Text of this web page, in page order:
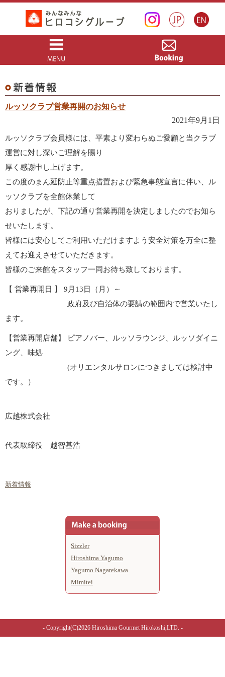
ルッソクラブ営業再開のお知らせ
2021年9月1日
ルッソクラブ会員様には、平素より変わらぬご愛顧と当クラブ
運営に対し深いご理解を賜り
厚く感謝申し上げます。
この度のまん延防止等重点措置および緊急事態宣言に伴い、ル
ッソクラブを全館休業して
おりましたが、下記の通り営業再開を決定しましたのでお知ら
せいたします。
皆様には安心してご利用いただけますよう安全対策を万全に整
えてお迎えさせていただきます。
皆様のご来館をスタッフ一同お待ち致しております。
【 営業再開日 】 9月13日（月）～
政府及び自治体の要請の範囲内で営業いたし
ます。
【営業再開店舗】 ピアノバー、ルッソラウンジ、ルッソダイニ
ング、味処
(オリエンタルサロンにつきましては検討中
です。）
広越株式会社
代表取締役 越智基浩
新着情報
Sizzler
Hiroshima Yagumo
Yagumo Nagarekawa
Mimitei
- Copyright(C)2026 Hiroshima GourmetHirokoshi,LTD. -